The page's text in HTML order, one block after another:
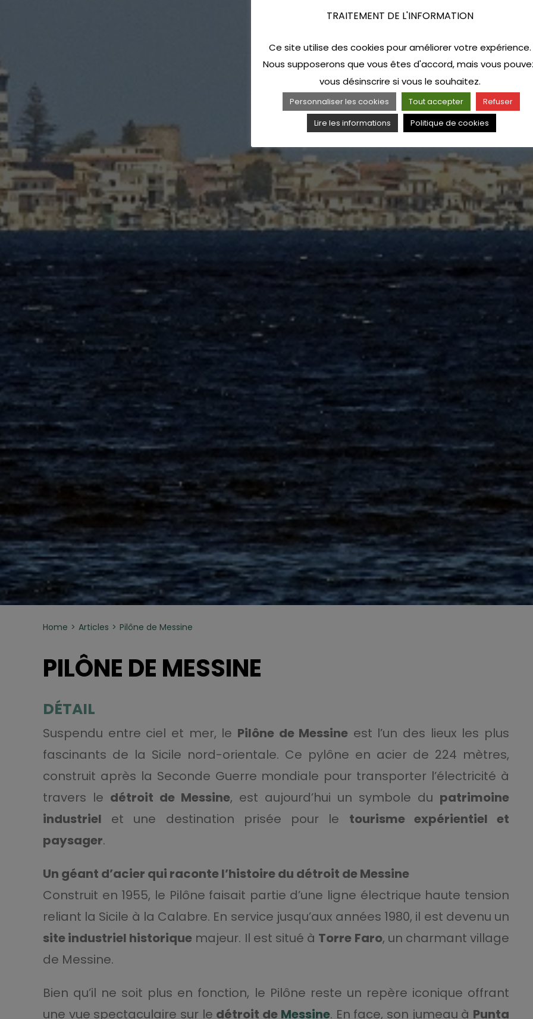
Home Articles Pilône de Messine
PILÔNE DE MESSINE
DÉTAIL
Suspendu entre ciel et mer, le Pilône de Messine est l’un des lieux les plus
fascinants de la Sicile nord-orientale. Ce pylône en acier de 224 mètres,
construit après la Seconde Guerre mondiale pour transporter l’électricité à
travers le détroit de Messine, est aujourd’hui un symbole du patrimoine
industriel et une destination prisée pour le tourisme expérientiel et
paysager.
Un géant d’acier qui raconte l’histoire du détroit de Messine
Construit en 1955, le Pilône faisait partie d’une ligne électrique haute tension
reliant la Sicile à la Calabre. En service jusqu’aux années 1980, il est devenu un
site industriel historique majeur. Il est situé à Torre Faro, un charmant village
de Messine.
Bien qu’il ne soit plus en fonction, le Pilône reste un repère iconique offrant
une vue spectaculaire sur le détroit de Messine. En face, son jumeau à Punta
TRAITEMENT DE L'INFORMATION
Ce site utilise des cookies pour améliorer votre expérience.
Nous supposerons que vous êtes d'accord, mais vous
vous désinscrire si vous le souhaitez.
Personnaliser les cookies Tout accepter
Refuser
Lire les informations
Politique de cookies